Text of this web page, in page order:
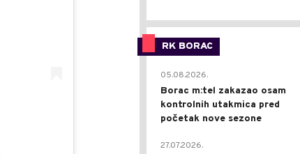
RK BORAC
05.08.2026.
Borac m:tel zakazao osam
kontrolnih utakmica pred
početak nove sezone
27.07.2026.